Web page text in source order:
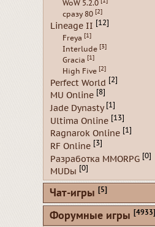
WoW 5.2.0
сразу 80 [2]
Lineage II [12]
Freya [1]
Interlude [3]
Gracia [1]
High Five [2]
Perfect World [2]
MU Online [8]
Jade Dynasty [1]
Ultima Online [13]
Ragnarok Online [1]
RF Online [3]
Разработка MMORPG [0]
MUDы [0]
Чат-игры [5]
Форумные игры [4933]